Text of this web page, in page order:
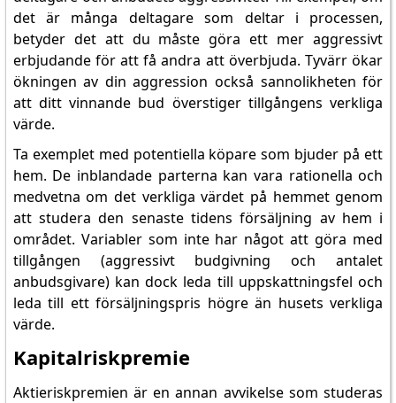
det är många deltagare som deltar i processen,
betyder det att du måste göra ett mer aggressivt
erbjudande för att få andra att överbjuda. Tyvärr ökar
ökningen av din aggression också sannolikheten för
att ditt vinnande bud överstiger tillgångens verkliga
värde.
Ta exemplet med potentiella köpare som bjuder på ett
hem. De inblandade parterna kan vara rationella och
medvetna om det verkliga värdet på hemmet genom
att studera den senaste tidens försäljning av hem i
området. Variabler som inte har något att göra med
tillgången (aggressivt budgivning och antalet
anbudsgivare) kan dock leda till uppskattningsfel och
leda till ett försäljningspris högre än husets verkliga
värde.
Kapitalriskpremie
Aktieriskpremien är en annan avvikelse som studeras